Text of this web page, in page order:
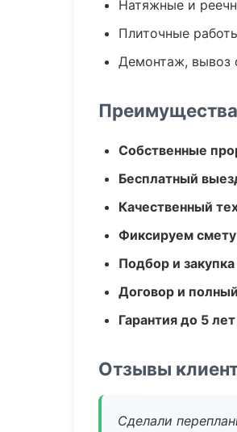
Натяжные и
Плиточные
Демонтаж, вывоз
Собственные
Бесплатный
Качественный
Фиксируем
Подбор и
Договор и
Гарантия до 5
Отзывы
Сделали